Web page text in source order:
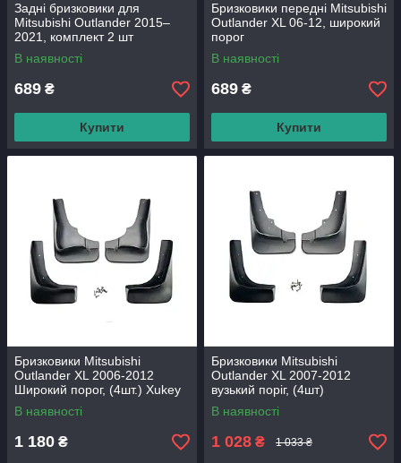
Задні бризковики для
Mitsubishi Outlander 2015–
2021, комплект 2 шт
В наявності
689 ₴
Купити
Бризковики передні Mitsubishi
Outlander XL 06-12, широкий
порог
В наявності
689 ₴
Купити
Бризковики Mitsubishi
Outlander XL 2006-2012
Широкий порог, (4шт.) Xukey
В наявності
1 180 ₴
Бризковики Mitsubishi
Outlander XL 2007-2012
вузький поріг, (4шт)
В наявності
1 028 ₴ 1 033 ₴